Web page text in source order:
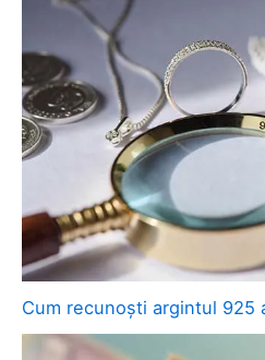
Cum recunoști argintul 925